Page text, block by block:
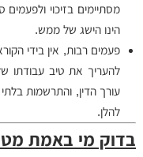
מסתיימים בזיכוי
הינו הישג של ממש.
פעמים רבות, אין בידי
להעריך את טיב עבודתו
עורך הדין, והתרשמות
להלן.
בדוק מי באמת